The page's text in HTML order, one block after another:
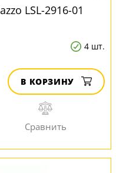
LSL-2916-01
4 шт.
В КОРЗИНУ